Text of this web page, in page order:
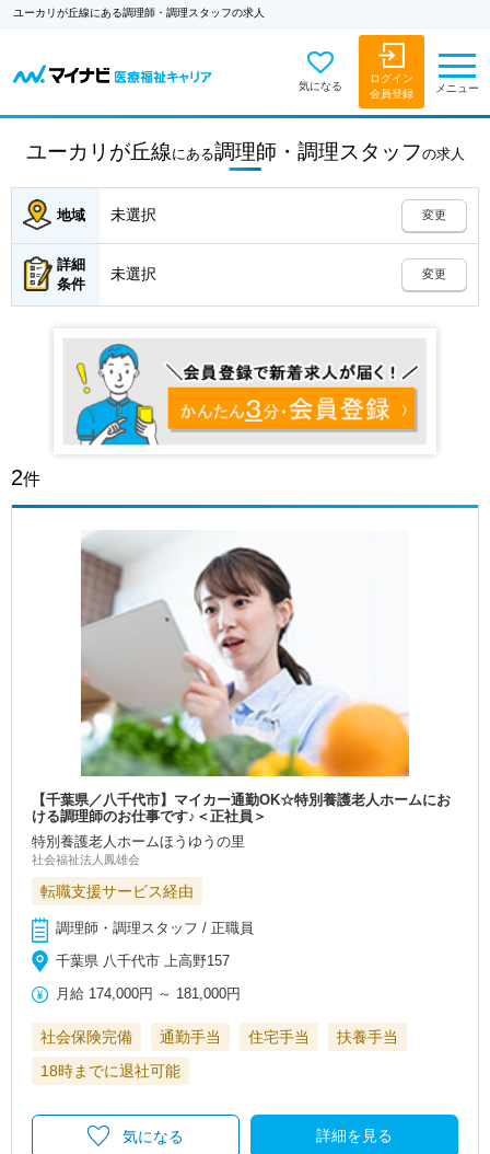
ユーカリが丘線にある調理師・調理スタッフの求人
気になる
ログイン
会員登録
メニュー
ユーカリが丘線 にある調理師・調理スタッフの求人
地域 未選択 変更
詳細
条件
未選択 変更
2件
【千葉県／八千代市】マイカー通勤OK☆特別養護老人ホームにお
ける調理師のお仕事です♪＜正社員＞
特別養護老人ホームほうゆうの里
社会福祉法人鳳雄会
転職支援サービス経由
調理師・調理スタッフ / 正職員
千葉県 八千代市 上高野157
月給 174,000円 ～ 181,000円
社会保険完備 通勤手当 住宅手当
扶養手当
18時までに退社可能
詳細を見る
気になる